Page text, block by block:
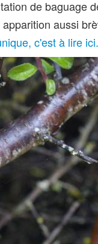
de baguage
aussi
c'est à lire ici.